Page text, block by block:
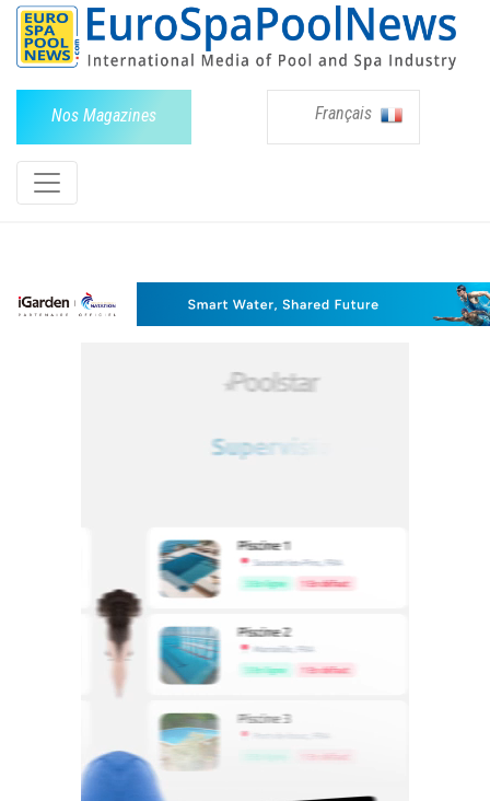
Nos Magazines Français